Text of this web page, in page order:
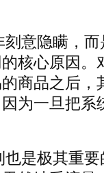
意隐瞒，
核心原因。
商品之后，
为一旦把系
是极其重